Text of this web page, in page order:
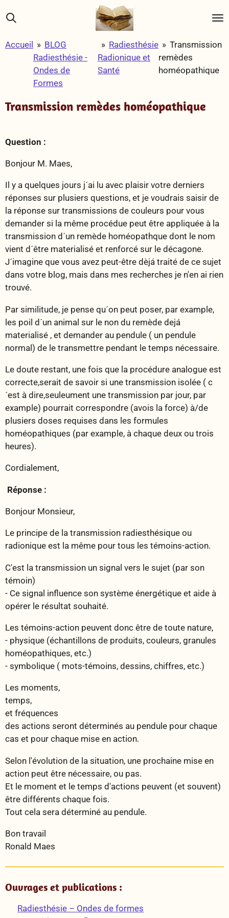
Passer
au
principal
Accueil » BLOG
Radiesthésie -
Ondes de
Formes
» Radiesthésie
Radionique et
Santé
» Transmission
remèdes
homéopathique
Transmission remèdes homéopathique
Question :
Bonjour M. Maes,
Il y a quelques jours j´ai lu avec plaisir votre derniers
réponses sur plusiers questions, et je voudrais saisir de
la réponse sur transmissions de couleurs pour vous
demander si la même procédue peut être appliquée à la
transmission d´un remède homéopathque dont le nom
vient d´être materialisé et renforcé sur le décagone.
J´imagine que vous avez peut-être dèjá traité de ce sujet
dans votre blog, mais dans mes recherches je n'en ai rien
trouvé.
Par similitude, je pense qu´on peut poser, par example,
les poil d´un animal sur le non du remède dejá
materialisé , et demander au pendule ( un pendule
normal) de le transmettre pendant le temps nécessaire.
Le doute restant, une fois que la procédure analogue est
correcte,serait de savoir si une transmission isolée ( c
´est à dire,seuleument une transmission par jour, par
example) pourrait correspondre (avois la force) à/de
plusiers doses requises dans les formules
homéopathiques (par example, à chaque deux ou trois
heures).
Cordialement,
Réponse :
Bonjour Monsieur,
Le principe de la transmission radiesthésique ou
radionique est la même pour tous les témoins-action.
C'est la transmission un signal vers le sujet (par son
témoin)
- Ce signal influence son système énergétique et aide à
opérer le résultat souhaité.
Les témoins-action peuvent donc être de toute nature,
- physique (échantillons de produits, couleurs, granules
homéopathiques, etc.)
- symbolique ( mots-témoins, dessins, chiffres, etc.)
Les moments,
temps,
et fréquences
des actions seront déterminés au pendule pour chaque
cas et pour chaque mise en action.
Selon l'évolution de la situation, une prochaine mise en
action peut être nécessaire, ou pas.
Et le moment et le temps d'actions peuvent (et souvent)
être différents chaque fois.
Tout cela sera déterminé au pendule.
Bon travail
Ronald Maes
Ouvrages et publications :
Radiesthésie – Ondes de formes